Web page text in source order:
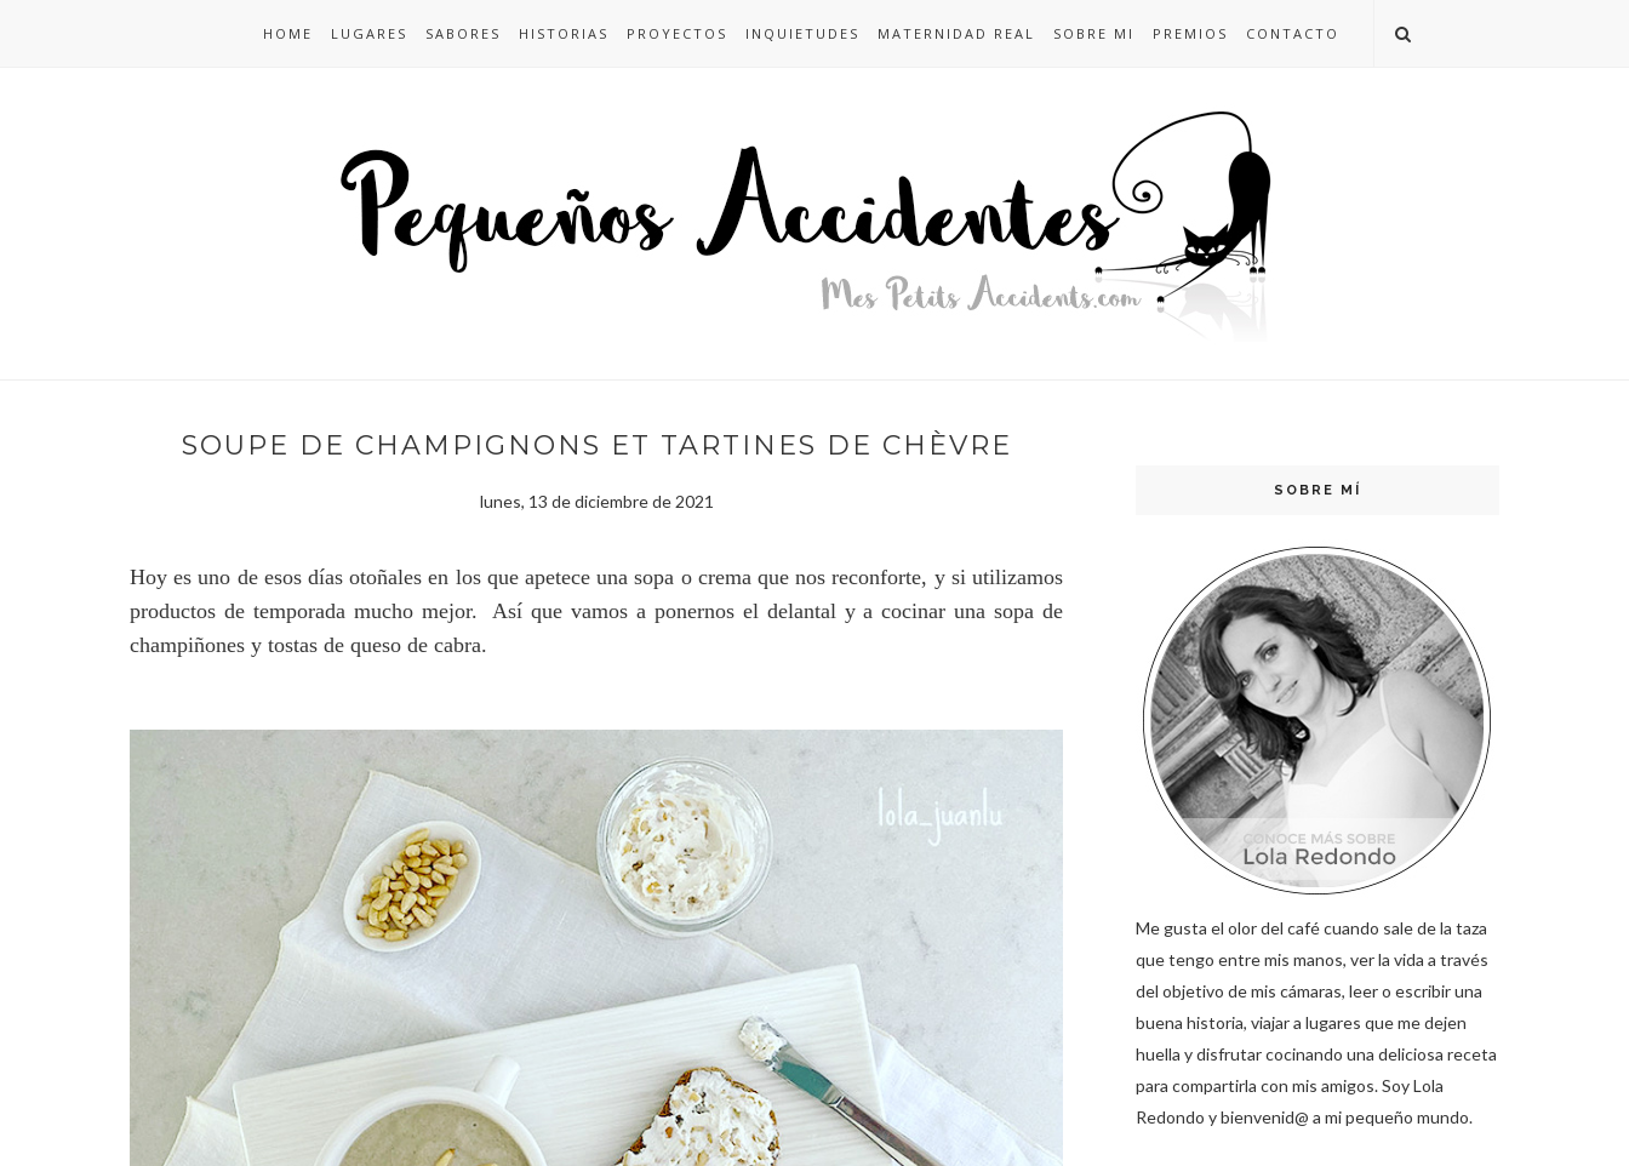
HOME LUGARES SABORES HISTORIAS PROYECTOS INQUIETUDES MATERNIDAD REAL SOBRE MI PREMIOS CONTACTO
SOUPE DE CHAMPIGNONS ET TARTINES DE CHÈVRE
lunes, 13 de diciembre de 2021
Hoy es uno de esos días otoñales en los que apetece una sopa o crema que nos reconforte, y si utilizamos
productos de temporada mucho mejor. Así que vamos a ponernos el delantal y a cocinar una sopa de
champiñones y tostas de queso de cabra.
SOBRE MÍ
Me gusta el olor del café cuando sale de la taza
que tengo entre mis manos, ver la vida a través
del objetivo de mis cámaras, leer o escribir una
buena historia, viajar a lugares que me dejen
huella y disfrutar cocinando una deliciosa receta
para compartirla con mis amigos. Soy Lola
Redondo y bienvenid@ a mi pequeño mundo.